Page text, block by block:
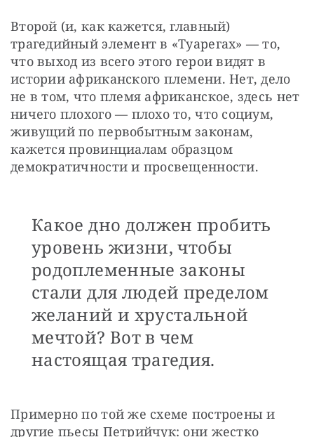
Второй (и, как кажется, главный)
трагедийный элемент в «Туарегах» — то,
что выход из всего этого герои видят в
истории африканского племени. Нет, дело
не в том, что племя африканское, здесь нет
ничего плохого — плохо то, что социум,
живущий по первобытным законам,
кажется провинциалам образцом
демократичности и просвещенности.
Какое дно должен пробить
уровень жизни, чтобы
родоплеменные законы
стали для людей пределом
желаний и хрустальной
мечтой? Вот в чем
настоящая трагедия.
Примерно по той же схеме построены и
другие пьесы Петрийчук: они жестко